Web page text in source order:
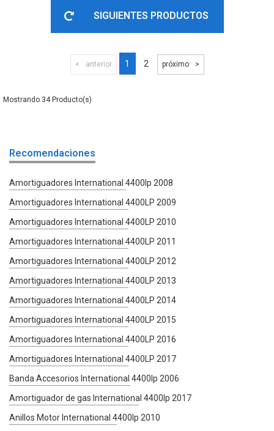
SIGUIENTES PRODUCTOS
anterior 1 2 próximo
34
Recomendaciones
Amortiguadores International 4400lp 2008
Amortiguadores International 4400LP 2009
Amortiguadores International 4400LP 2010
Amortiguadores International 4400LP 2011
Amortiguadores International 4400LP 2012
Amortiguadores International 4400LP 2013
Amortiguadores International 4400LP 2014
Amortiguadores International 4400LP 2015
Amortiguadores International 4400LP 2016
Amortiguadores International 4400LP 2017
Banda Accesorios International 4400lp 2006
Amortiguador de gas International 4400lp 2017
Anillos Motor International 4400lp 2010